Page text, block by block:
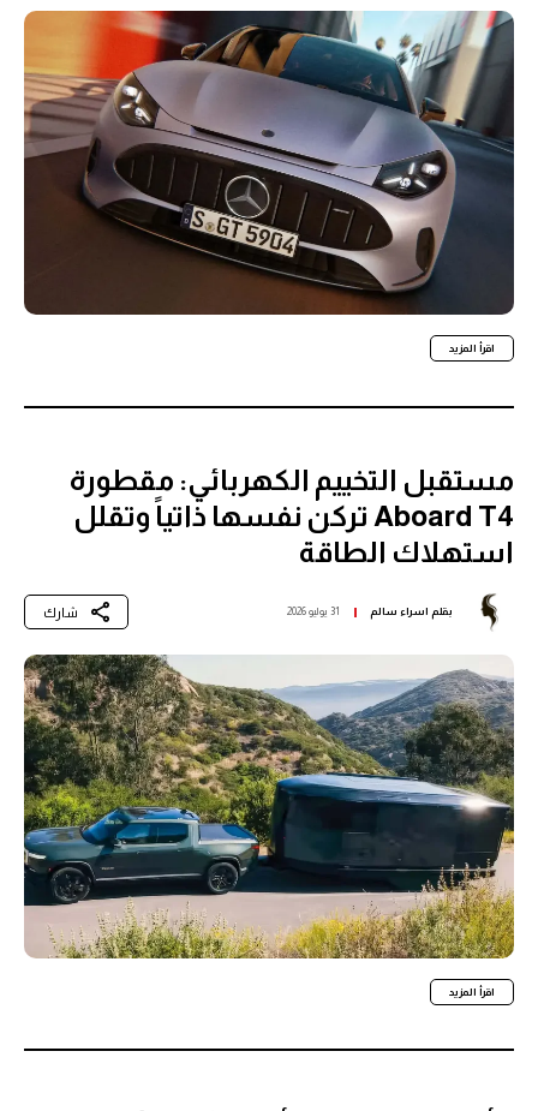
اقرأ المزيد
مستقبل التخييم الكهربائي: مقطورة
Aboard T4 تركن نفسها ذاتياً وتقلل
استهلاك الطاقة
بقلم اسراء سالم 31 يوليو 2026 شارك
اقرأ المزيد